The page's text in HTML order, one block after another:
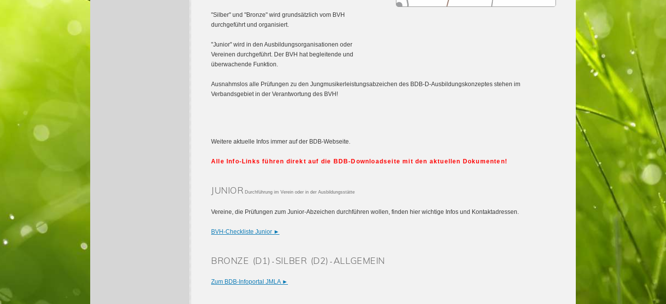
"Silber" und "Bronze" wird grundsätzlich vom BVH
durchgeführt und organisiert.
"Junior" wird in den Ausbildungsorganisationen oder
Vereinen durchgeführt. Der BVH hat begleitende und
überwachende Funktion.
Ausnahmslos alle Prüfungen zu den Jungmusikerleistungsabzeichen des BDB-D-Ausbildungskonzeptes stehen im
Verbandsgebiet in der Verantwortung des BVH!
Weitere aktuelle Infos immer auf der BDB-Webseite.
Alle Info-Links führen direkt auf die BDB-Downloadseite mit den aktuellen Dokumenten!
JUNIOR Durchführung im Verein oder in der Ausbildungsstätte
Vereine, die Prüfungen zum Junior-Abzeichen durchführen wollen, finden hier wichtige Infos und Kontaktadressen.
BVH-Checkliste Junior ►
BRONZE (D1) - SILBER (D2) - ALLGEMEIN
Zum BDB-Infoportal JMLA ►